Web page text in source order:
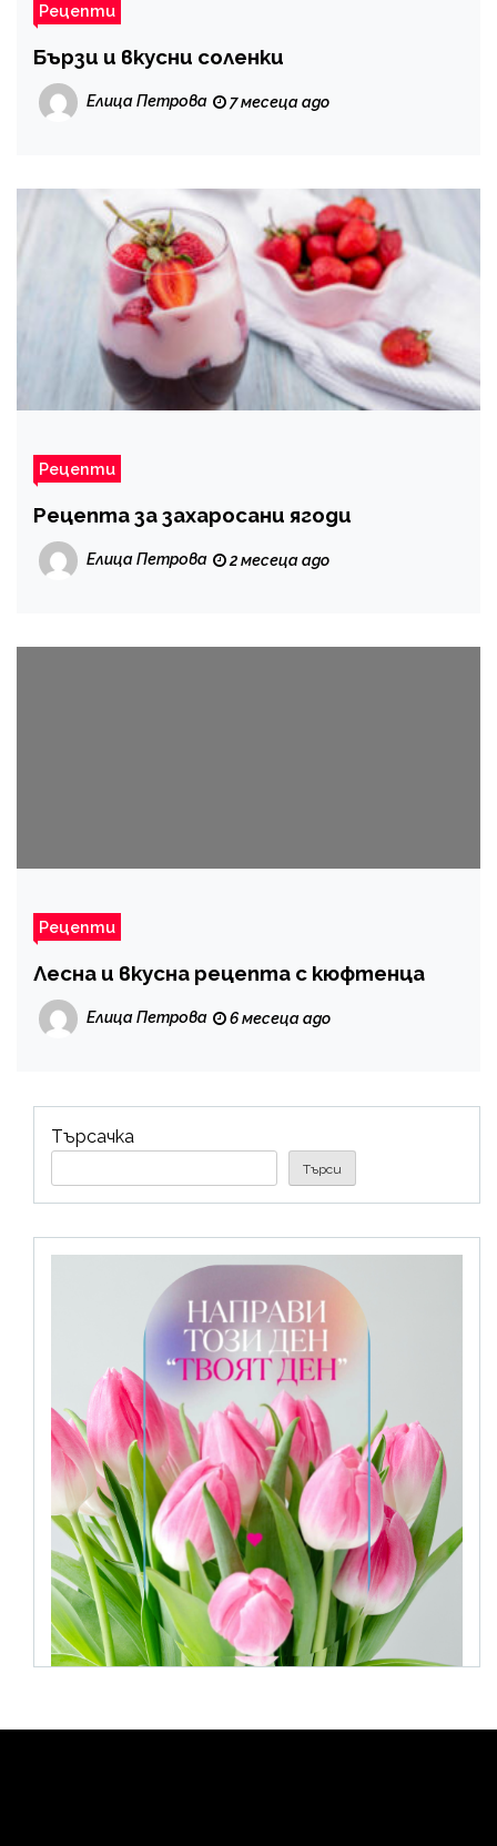
Рецепти
Бързи и вкусни соленки
Елица Петрова 7 месеца ago
Рецепти
Рецепта за захаросани ягоди
Елица Петрова 2 месеца ago
Рецепти
Лесна и вкусна рецепта с кюфтенца
Елица Петрова 6 месеца ago
Търсачка
Търси